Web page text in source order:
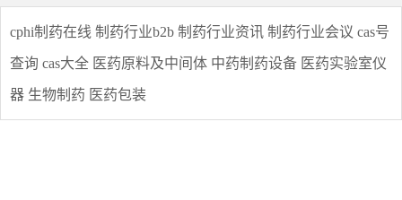
cphi制药在线 制药行业b2b 制药行业资讯 制药行业会议 cas号
查询 cas大全 医药原料及中间体 中药制药设备 医药实验室仪
器 生物制药 医药包装